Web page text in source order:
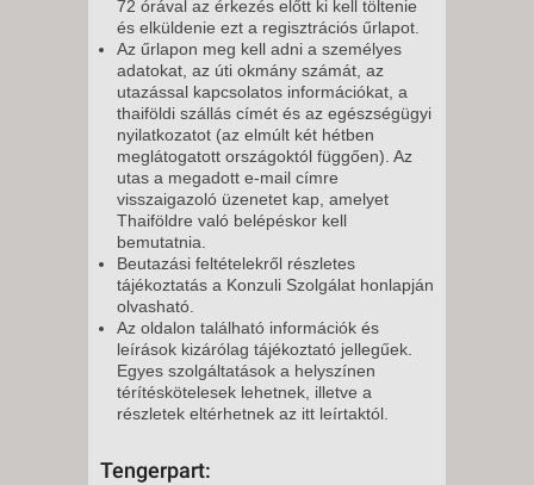
72 órával az érkezés előtt ki kell töltenie
és elküldenie ezt a regisztrációs űrlapot.
Az űrlapon meg kell adni a személyes
adatokat, az úti okmány számát, az
utazással kapcsolatos információkat, a
thaiföldi szállás címét és az egészségügyi
nyilatkozatot (az elmúlt két hétben
meglátogatott országoktól függően). Az
utas a megadott e-mail címre
visszaigazoló üzenetet kap, amelyet
Thaiföldre való belépéskor kell
bemutatnia.
Beutazási feltételekről részletes
tájékoztatás a Konzuli Szolgálat honlapján
olvasható.
Az oldalon található információk és
leírások kizárólag tájékoztató jellegűek.
Egyes szolgáltatások a helyszínen
térítéskötelesek lehetnek, illetve a
részletek eltérhetnek az itt leírtaktól.
Tengerpart: